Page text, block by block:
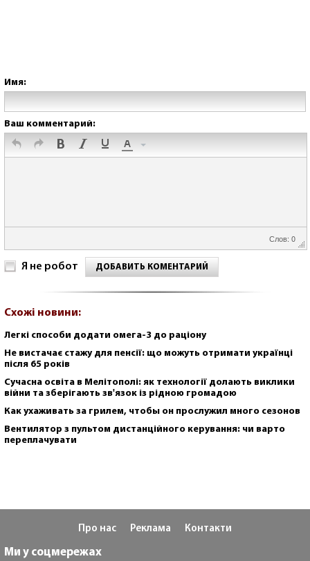
Имя:
Ваш комментарий:
Слов: 0
Я не робот ДОБАВИТЬ КОМЕНТАРИЙ
Схожі новини:
Легкі способи додати омега-3 до раціону
Не вистачає стажу для пенсії: що можуть отримати українці
після 65 років
Сучасна освіта в Мелітополі: як технології долають виклики
війни та зберігають зв'язок із рідною громадою
Как ухаживать за грилем, чтобы он прослужил много сезонов
Вентилятор з пультом дистанційного керування: чи варто
переплачувати
Про нас Реклама Контакти
Ми у соцмережах